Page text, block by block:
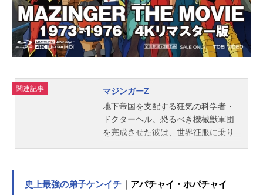
関連記事
マジンガーZ
地下帝国を支配する狂気の科学者・
ドクターヘル。恐るべき機械獣軍団
を完成させた彼は、世界征服に乗り
ルギーの抽出に成功した博士は、ド
史上最強の弟子ケンイチ ｜アパチャイ・ホパチャイ